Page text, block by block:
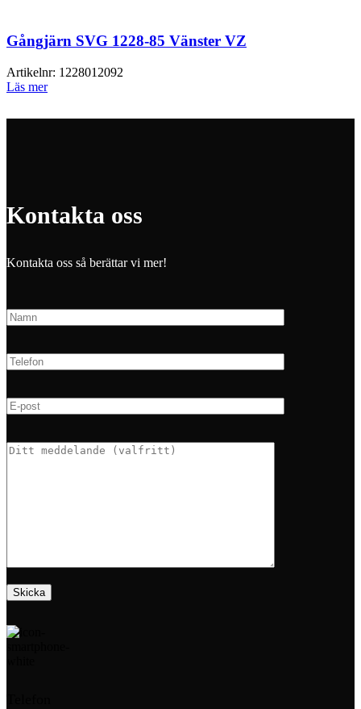
Gångjärn SVG 1228-85 Vänster VZ
Artikelnr: 1228012092
Läs mer
Kontakta oss
Kontakta oss så berättar vi mer!